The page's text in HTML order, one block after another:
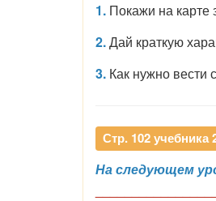
1. Покажи на карте
2.Дай краткую
3. Как нужно вести
Стр. 102 учебника
На следующем